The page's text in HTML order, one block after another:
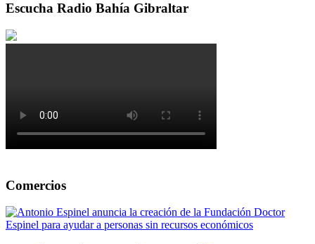
Escucha Radio Bahía Gibraltar
Comercios